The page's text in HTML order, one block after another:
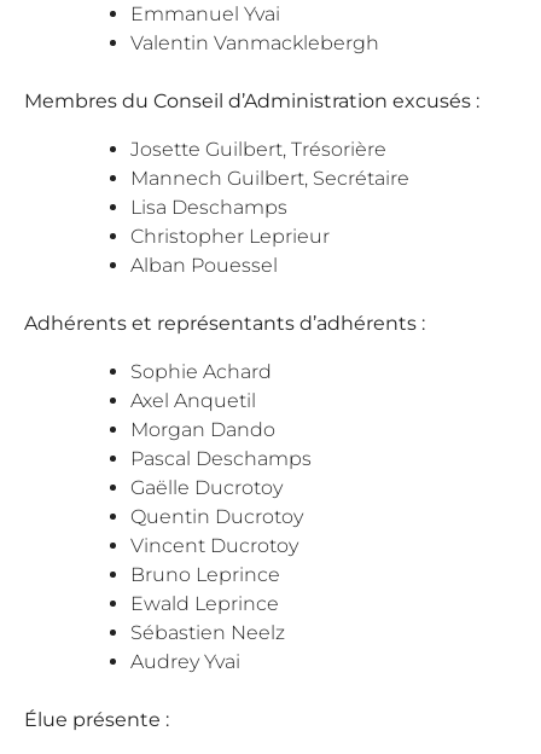
Emmanuel Yvai
Valentin Vanmacklebergh
Membres du Conseil d’Administration excusés :
Josette Guilbert, Trésorière
Mannech Guilbert, Secrétaire
Lisa Deschamps
Christopher Leprieur
Alban Pouessel
Adhérents et représentants d’adhérents :
Sophie Achard
Axel Anquetil
Morgan Dando
Pascal Deschamps
Gaëlle Ducrotoy
Quentin Ducrotoy
Vincent Ducrotoy
Bruno Leprince
Ewald Leprince
Sébastien Neelz
Audrey Yvai
Élue présente :